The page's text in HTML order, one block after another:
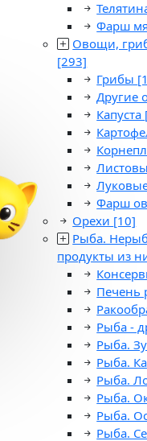
Фарш
Овощи,
[293]
Грибы
Другие
Капуста
Фарш
Орехи [10]
Рыба.
продукты из
Печень
Рыба -
Рыба.
Рыба.
Рыба.
Рыба.
Рыба.
Рыба.